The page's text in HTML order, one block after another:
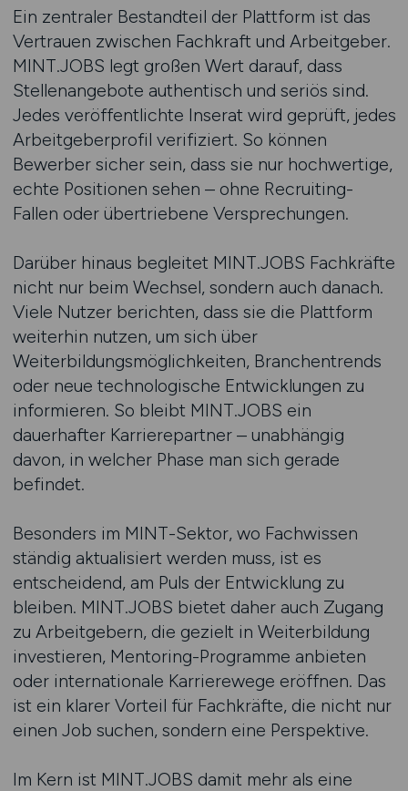
Ein zentraler Bestandteil der Plattform ist das
Vertrauen zwischen Fachkraft und Arbeitgeber.
MINT.JOBS legt großen Wert darauf, dass
Stellenangebote authentisch und seriös sind.
Jedes veröffentlichte Inserat wird geprüft, jedes
Arbeitgeberprofil verifiziert. So können
Bewerber sicher sein, dass sie nur hochwertige,
echte Positionen sehen – ohne Recruiting-
Fallen oder übertriebene Versprechungen.
Darüber hinaus begleitet MINT.JOBS Fachkräfte
nicht nur beim Wechsel, sondern auch danach.
Viele Nutzer berichten, dass sie die Plattform
weiterhin nutzen, um sich über
Weiterbildungsmöglichkeiten, Branchentrends
oder neue technologische Entwicklungen zu
informieren. So bleibt MINT.JOBS ein
dauerhafter Karrierepartner – unabhängig
davon, in welcher Phase man sich gerade
befindet.
Besonders im MINT-Sektor, wo Fachwissen
ständig aktualisiert werden muss, ist es
entscheidend, am Puls der Entwicklung zu
bleiben. MINT.JOBS bietet daher auch Zugang
zu Arbeitgebern, die gezielt in Weiterbildung
investieren, Mentoring-Programme anbieten
oder internationale Karrierewege eröffnen. Das
ist ein klarer Vorteil für Fachkräfte, die nicht nur
einen Job suchen, sondern eine Perspektive.
Im Kern ist MINT.JOBS damit mehr als eine